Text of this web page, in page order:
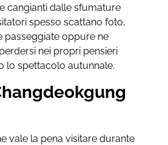
cangianti dalle sfumature
spesso scattano foto,
passeggiate oppure ne
nei propri pensieri
lo spettacolo autunnale.
vale la pena visitare durante